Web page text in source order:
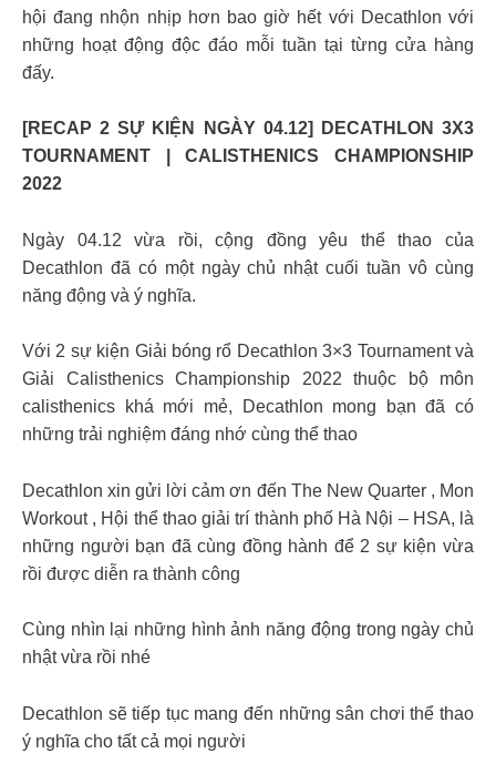
hội đang nhộn nhịp hơn bao giờ hết với Decathlon với
những hoạt động độc đáo mỗi tuần tại từng cửa hàng
đấy.
[RECAP 2 SỰ KIỆN NGÀY 04.12] DECATHLON 3X3
TOURNAMENT | CALISTHENICS CHAMPIONSHIP
2022
Ngày 04.12 vừa rồi, cộng đồng yêu thể thao của
Decathlon đã có một ngày chủ nhật cuối tuần vô cùng
năng động và ý nghĩa.
Với 2 sự kiện Giải bóng rổ Decathlon 3×3 Tournament và
Giải Calisthenics Championship 2022 thuộc bộ môn
calisthenics khá mới mẻ, Decathlon mong bạn đã có
những trải nghiệm đáng nhớ cùng thể thao
Decathlon xin gửi lời cảm ơn đến The New Quarter , Mon
Workout , Hội thể thao giải trí thành phố Hà Nội – HSA, là
những người bạn đã cùng đồng hành để 2 sự kiện vừa
rồi được diễn ra thành công
Cùng nhìn lại những hình ảnh năng động trong ngày chủ
nhật vừa rồi nhé
Decathlon sẽ tiếp tục mang đến những sân chơi thể thao
ý nghĩa cho tất cả mọi người